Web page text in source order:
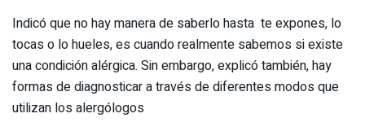
Indicó que no hay manera de saberlo hasta te expones, lo
tocas o lo hueles, es cuando realmente sabemos si existe
una condición alérgica. Sin embargo, explicó también, hay
formas de diagnosticar a través de diferentes modos que
utilizan los alergólogos